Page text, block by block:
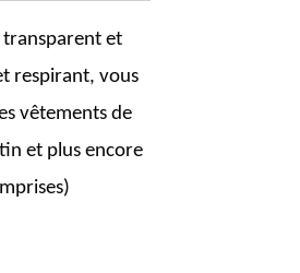
transparent et
respirant, vous
vêtements de
et plus encore